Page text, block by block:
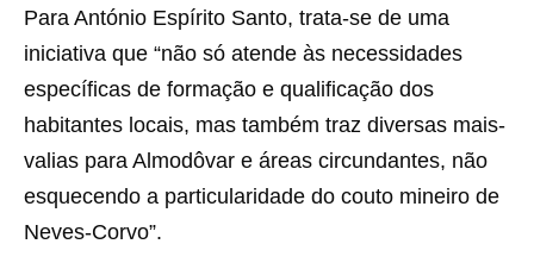
Para António Espírito Santo, trata-se de uma
iniciativa que “não só atende às necessidades
específicas de formação e qualificação dos
habitantes locais, mas também traz diversas mais-
valias para Almodôvar e áreas circundantes, não
esquecendo a particularidade do couto mineiro de
Neves-Corvo”.